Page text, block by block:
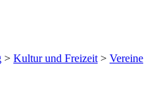
> Kultur und Freizeit > Vereine